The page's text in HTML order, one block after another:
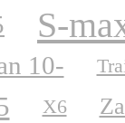
S-
10-
X6